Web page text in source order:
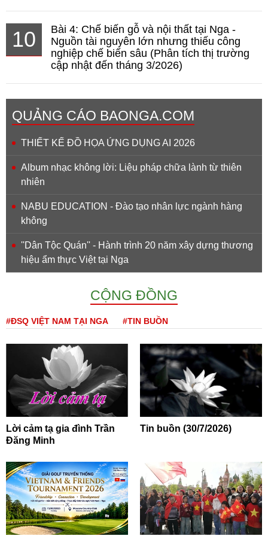
10
Bài 4: Chế biến gỗ và nội thất tại Nga -
Nguồn tài nguyên lớn nhưng thiếu công
nghiệp chế biến sâu (Phân tích thị trường
cập nhật đến tháng 3/2026)
QUẢNG CÁO BAONGA.COM
THIẾT KẾ ĐỒ HỌA ỨNG DỤNG AI 2026
Album nhạc không lời: Liệu pháp chữa lành từ thiên
nhiên
NABU EDUCATION - Đào tạo nhân lực ngành hàng
không
''Dân Tộc Quán'' - Hành trình 20 năm xây dựng thương
hiệu ẩm thực Việt tại Nga
CỘNG ĐỒNG
#ĐSQ VIỆT NAM TẠI NGA #TIN BUỒN
Lời cảm tạ gia đình Trần
Đăng Minh
Tin buồn (30/7/2026)